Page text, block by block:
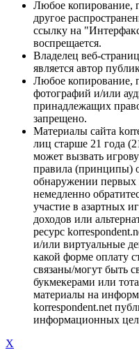
Любое копирование,
другое
ссылку на
воспрещается.
Владелец веб-
является автор
Любое копирование,
фотографий и/или
принадлежащих
запрещено.
Материалы сайта
лиц старше 21 года
может вызвать
правила (принципы)
обнаружении первых
немедленно
участие в азартных
доходов или
ресурс
и/или виртуальные
какой форме оплату
связаны/могут быть
букмекерами или
материалы на
korrespondent.net
информационных
X